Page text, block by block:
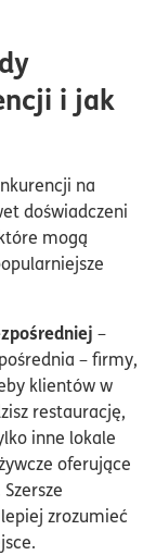
i jak
na
doświadczeni
mogą
–
– firmy,
klientów w
restaurację,
inne lokale
oferujące
zrozumieć